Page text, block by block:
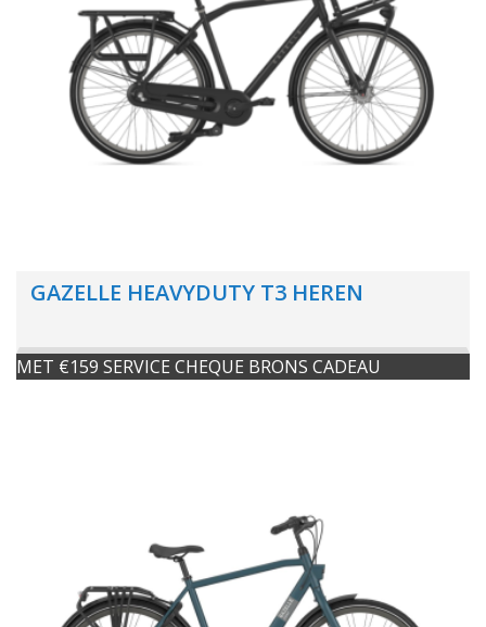
GAZELLE HEAVYDUTY T3 HEREN
MET €159 SERVICE CHEQUE BRONS CADEAU